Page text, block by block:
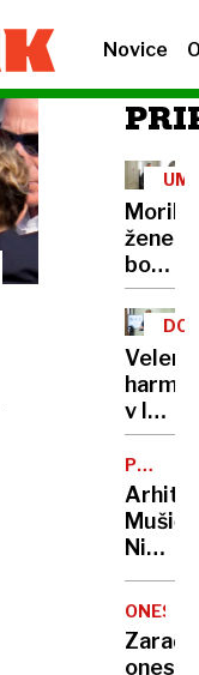
Novice
žene
bo
sedel
21
let
v lov
na
nov
rekord
CENTER
Mušič:
Nikoli
nisem
da je
to v
Zaradi